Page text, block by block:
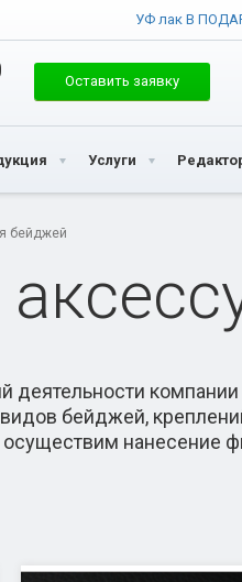
УФ лак В
Оставить заявку
Услуги
бейджей
деятельности
бейджей,
осуществим